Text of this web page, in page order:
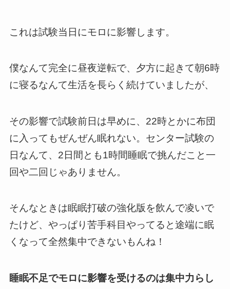
これは試験当日にモロに影響します。
僕なんて完全に昼夜逆転で、夕方に起きて朝6時
に寝るなんて生活を長らく続けていましたが、
その影響で試験前日は早めに、22時とかに布団
に入ってもぜんぜん眠れない。センター試験の
日なんて、2日間とも1時間睡眠で挑んだこと一
回や二回じゃありません。
そんなときは眠眠打破の強化版を飲んで凌いで
たけど、やっぱり苦手科目やってると途端に眠
くなって全然集中できないもんね！
睡眠不足でモロに影響を受けるのは集中力らし